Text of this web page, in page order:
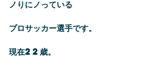
ノりにノっている
プロサッカー選手です。
現在22歳。